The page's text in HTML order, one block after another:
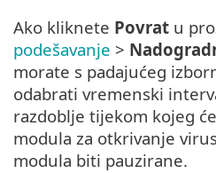
Ako kliknete Povrat u
podešavanje >
morate s padajućeg
odabrati vremenski
razdoblje tijekom kojeg
modula za otkrivanje
modula biti pauzirane.